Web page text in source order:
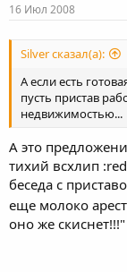
16 Июл 2008
Silver сказал(а):
А если есть
пусть пристав
недвижимостью...
А это
тихий всхлип
беседа с
еще молоко
оно же скиснет!!!"